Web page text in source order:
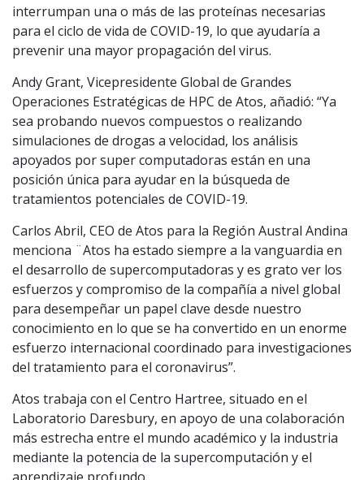
interrumpan una o más de las proteínas necesarias
para el ciclo de vida de COVID-19, lo que ayudaría a
prevenir una mayor propagación del virus.
Andy Grant, Vicepresidente Global de Grandes
Operaciones Estratégicas de HPC de Atos, añadió: “Ya
sea probando nuevos compuestos o realizando
simulaciones de drogas a velocidad, los análisis
apoyados por super computadoras están en una
posición única para ayudar en la búsqueda de
tratamientos potenciales de COVID-19.
Carlos Abril, CEO de Atos para la Región Austral Andina
menciona ¨Atos ha estado siempre a la vanguardia en
el desarrollo de supercomputadoras y es grato ver los
esfuerzos y compromiso de la compañía a nivel global
para desempeñar un papel clave desde nuestro
conocimiento en lo que se ha convertido en un enorme
esfuerzo internacional coordinado para investigaciones
del tratamiento para el coronavirus”.
Atos trabaja con el Centro Hartree, situado en el
Laboratorio Daresbury, en apoyo de una colaboración
más estrecha entre el mundo académico y la industria
mediante la potencia de la supercomputación y el